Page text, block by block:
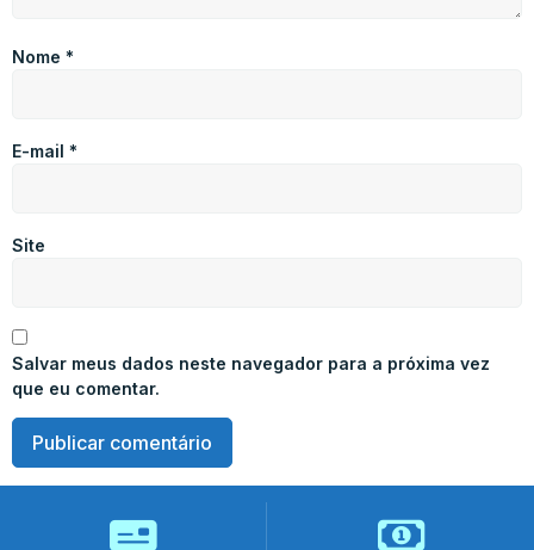
Nome *
E-mail *
Site
Salvar meus dados neste navegador para a próxima vez
que eu comentar.